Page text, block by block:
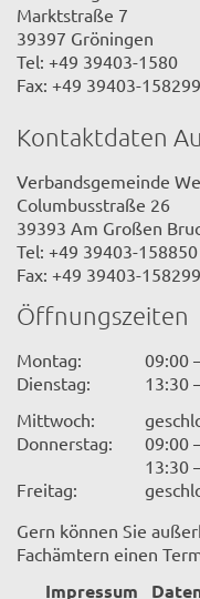
Marktstraße 7
39397 Gröningen
Tel: +49 39403-1580
Fax: +49 39403-158299
Kontaktdaten
Verbandsgemeinde
Columbusstraße 26
39393 Am Großen
Tel: +49 39403-158850
Fax: +49 39403-158299
Öffnungszeiten
Montag:
09:00
Dienstag:
13:30
Mittwoch:
Donnerstag:
09:00
13:30
Freitag:
Gern können Sie
Fachämtern einen
Impressum